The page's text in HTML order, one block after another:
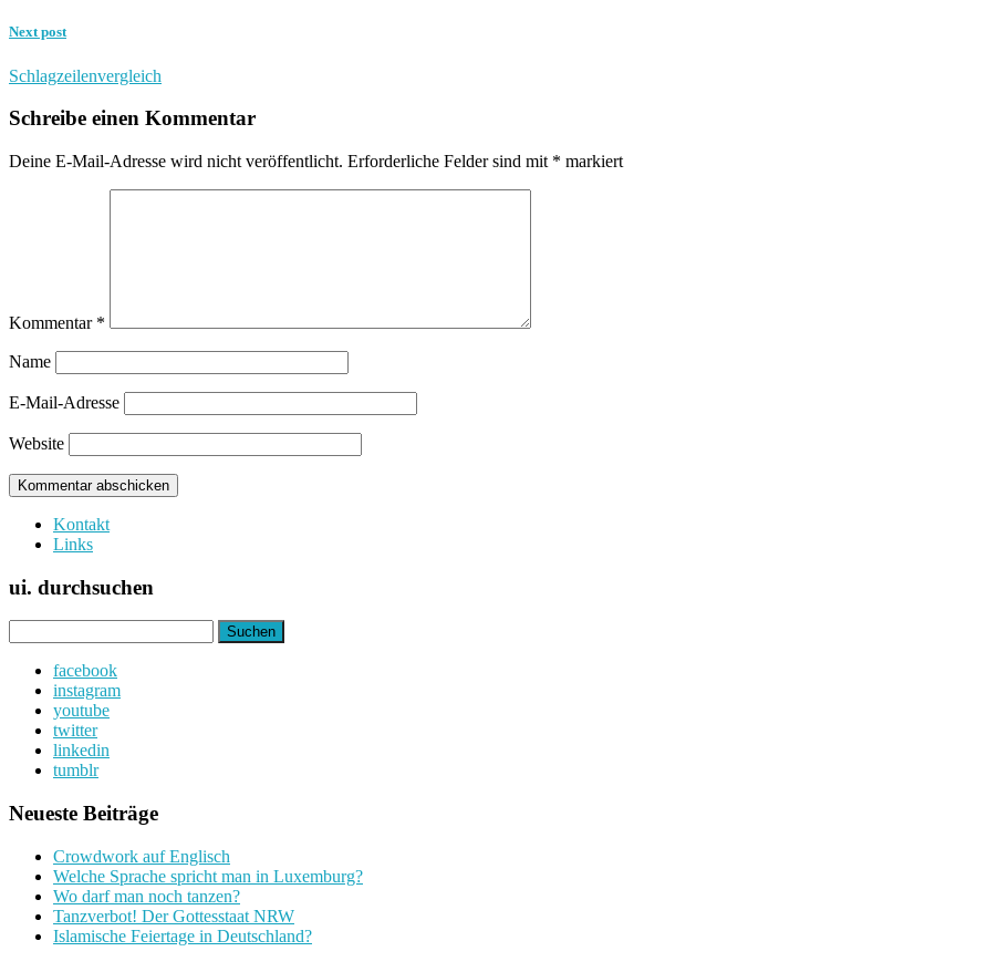
Next post
Schlagzeilenvergleich
Schreibe einen Kommentar
Deine E-Mail-Adresse wird nicht veröffentlicht. Erforderliche Felder sind mit * markiert
Kommentar *
Name
E-Mail-Adresse
Website
Kontakt
Links
ui. durchsuchen
nach:
facebook
instagram
youtube
twitter
linkedin
tumblr
Neueste Beiträge
Crowdwork auf Englisch
Welche Sprache spricht man in Luxemburg?
Wo darf man noch tanzen?
Tanzverbot! Der Gottesstaat NRW
Islamische Feiertage in Deutschland?